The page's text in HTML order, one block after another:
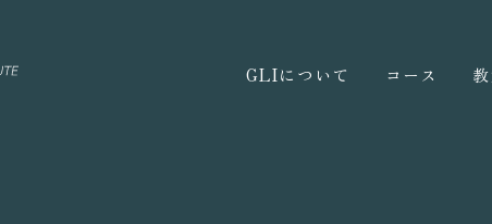
GLIについて コース